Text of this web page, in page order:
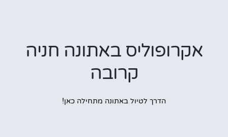
באתונה חניה
קרובה
הדרך לטיול באתונה מתחילה כאן!